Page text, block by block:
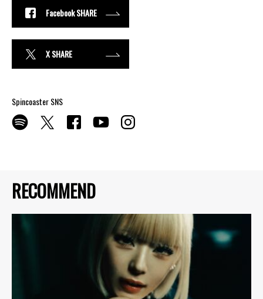
RECOMMEND
Facebook SHARE
X SHARE
Spincoaster SNS